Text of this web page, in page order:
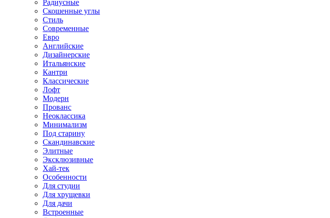
Радиусные
Скошенные углы
Стиль
Современные
Евро
Английские
Дизайнерские
Итальянские
Кантри
Классические
Лофт
Модерн
Прованс
Неоклассика
Минимализм
Под старину
Скандинавские
Элитные
Эксклюзивные
Хай-тек
Особенности
Для студии
Для хрущевки
Для дачи
Встроенные